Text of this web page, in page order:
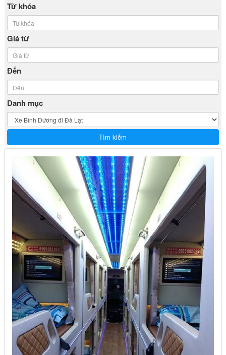
Từ khóa
Giá từ
Đến
Danh mục